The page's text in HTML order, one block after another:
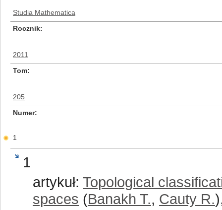
Studia Mathematica
Rocznik
2011
Tom
205
Numer
1
1
artykuł: Topological
spaces (Banakh T., Cauty R.